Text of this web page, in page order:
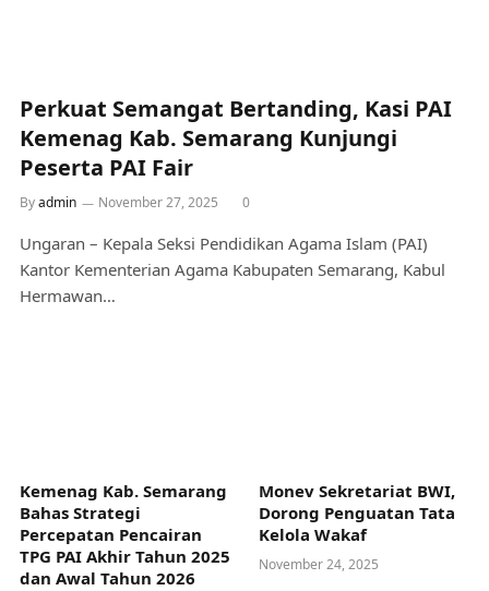
Perkuat Semangat Bertanding, Kasi PAI
Kemenag Kab. Semarang Kunjungi
Peserta PAI Fair
Byadmin November 27, 2025 0
Ungaran – Kepala Seksi Pendidikan Agama Islam (PAI)
Kantor Kementerian Agama Kabupaten Semarang, Kabul
Hermawan…
Kemenag Kab. Semarang
Bahas Strategi
Percepatan Pencairan
TPG PAI Akhir Tahun 2025
dan Awal Tahun 2026
Monev Sekretariat BWI,
Dorong Penguatan Tata
Kelola Wakaf
November 24, 2025